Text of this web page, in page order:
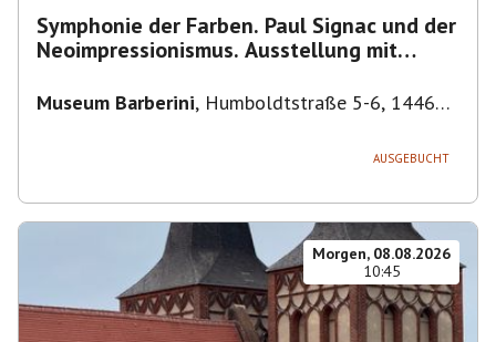
Symphonie der Farben. Paul Signac und der
Neoimpressionismus. Ausstellung mit
Museum Barberini, Humboldtstraße 5-6, 14467
AUSGEBUCHT
Morgen, 08.08.2026
10:45